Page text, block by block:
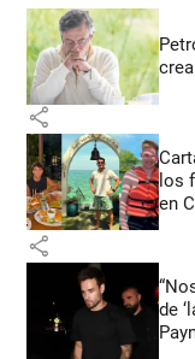
share
los
en
share
de